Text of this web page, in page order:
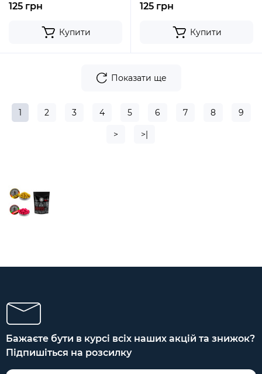
125 грн
Купити
125 грн
Купити
Показати ще
1 2 3 4 5 6 7 8 9
> >|
Бажаєте бути в курсі всіх наших акцій та знижок?
Підпишіться на розсилку